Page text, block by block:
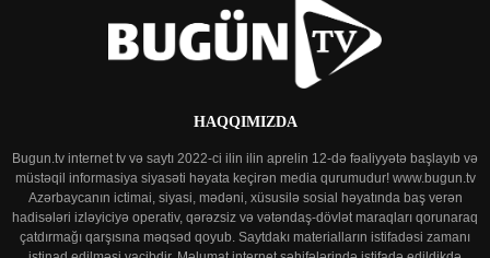
HAQQIMIZDA
Bugun.tv internet tv və saytı 2022-ci ilin ilin aprelin 12-də fəaliyyətə başlayıb və
müstəqil informasiya siyasəti həyata keçirən media qurumudur! www.bugun.tv
Azərbaycanın ictimai, siyasi, mədəni, xüsusilə sosial həyatında baş verən
hadisələri izləyiciyə operativ, qərəzsiz və vətəndaş-dövlət maraqları qorunaraq
çatdırmağı qarşısına məqsəd qoyub. Saytdakı materialların istifadəsi zamanı